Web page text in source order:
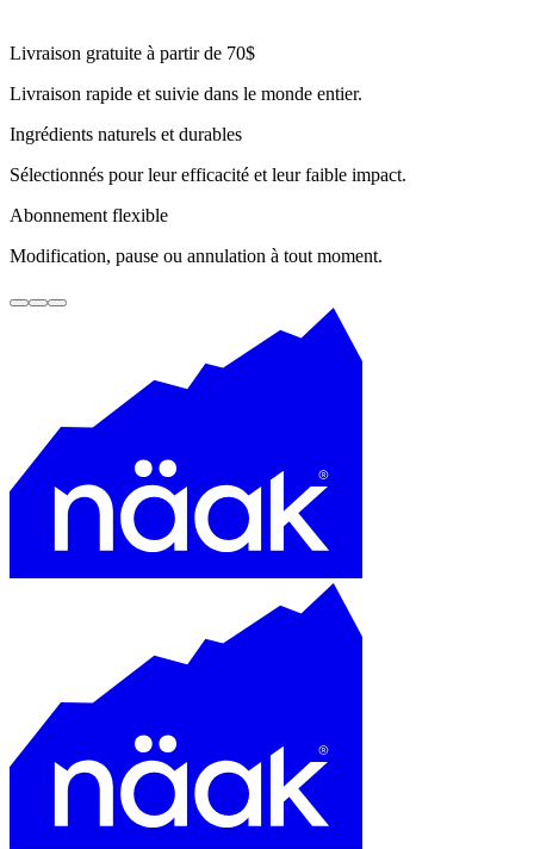
Livraison gratuite à partir de 70$
Livraison rapide et suivie dans le monde entier.
Ingrédients naturels et durables
Sélectionnés pour leur efficacité et leur faible impact.
Abonnement flexible
Modification, pause ou annulation à tout moment.